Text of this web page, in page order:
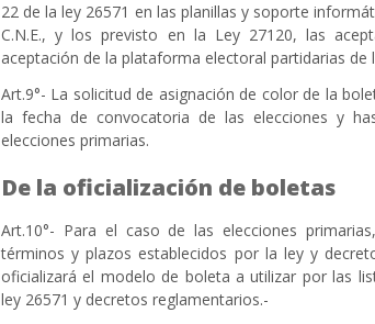
22 de la ley 26571 en las planillas y soporte
C.N.E., y los previsto en la Ley 27120, las
aceptación de la plataforma electoral partidarias
Art.9°- La solicitud de asignación de color de la
la fecha de convocatoria de las elecciones y
elecciones primarias.
De la oficialización de boletas
Art.10°- Para el caso de las elecciones
términos y plazos establecidos por la ley y
oficializará el modelo de boleta a utilizar por las
ley 26571 y decretos reglamentarios.-